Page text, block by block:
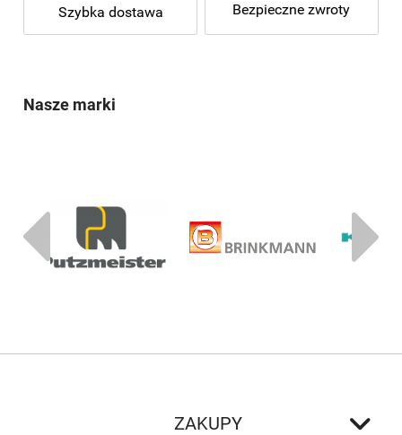
Szybka dostawa Bezpieczne zwroty
Nasze marki
ZAKUPY